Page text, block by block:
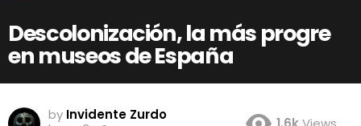
Descolonización, la más progre
en museos de España
by Invidente Zurdo